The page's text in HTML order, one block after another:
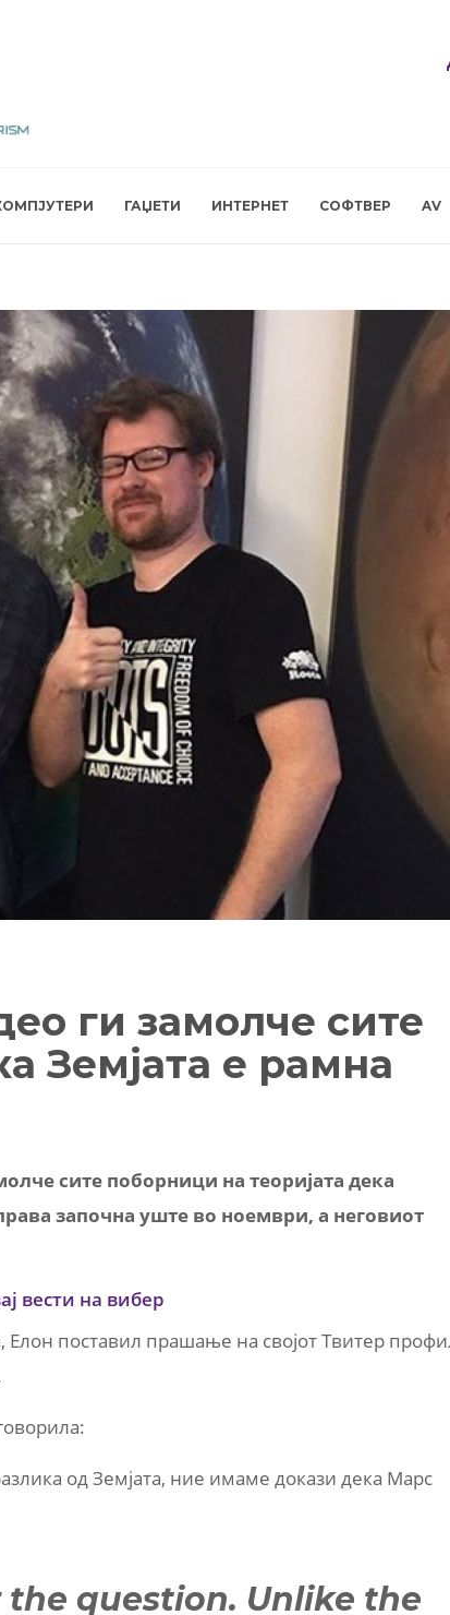
ГАЏЕТИ ИНТЕРНЕТ СОФТВЕР AV
ги замолче сите
Земјата е рамна
сите поборници на теоријата дека
започна уште во ноември, а неговиот
вести на вибер
Елон поставил прашање на својот Твитер
од Земјата, ние имаме докази дека Марс
question. Unlike the